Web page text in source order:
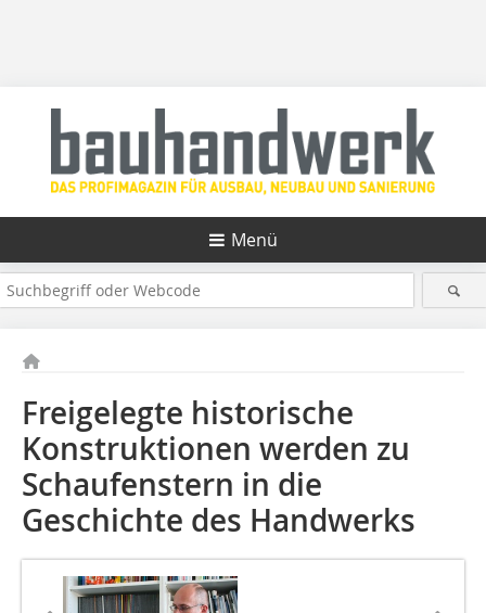
Menü
Freigelegte historische
Konstruktionen werden zu
Schaufenstern in die
Geschichte des Handwerks